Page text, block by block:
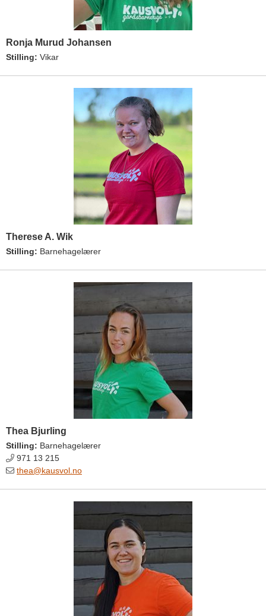
Ronja Murud Johansen
Stilling: Vikar
Therese A. Wik
Stilling: Barnehagelærer
Thea Bjurling
Stilling: Barnehagelærer
971 13 215
thea@kausvol.no